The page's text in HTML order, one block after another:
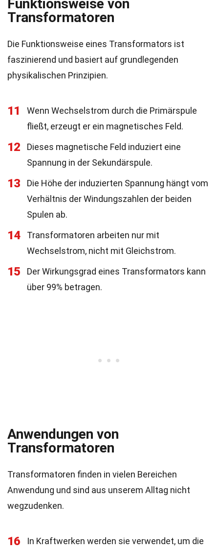
Funktionsweise von
Transformatoren
Die Funktionsweise eines Transformators ist
faszinierend und basiert auf grundlegenden
physikalischen Prinzipien.
11
Wenn Wechselstrom durch die Primärspule
fließt, erzeugt er ein magnetisches Feld.
12
Dieses magnetische Feld induziert eine
Spannung in der Sekundärspule.
13
Die Höhe der induzierten Spannung hängt vom
Verhältnis der Windungszahlen der beiden
Spulen ab.
14
Transformatoren arbeiten nur mit
Wechselstrom, nicht mit Gleichstrom.
15
Der Wirkungsgrad eines Transformators kann
über 99% betragen.
Anwendungen von
Transformatoren
Transformatoren finden in vielen Bereichen
Anwendung und sind aus unserem Alltag nicht
wegzudenken.
16
In Kraftwerken werden sie verwendet, um die